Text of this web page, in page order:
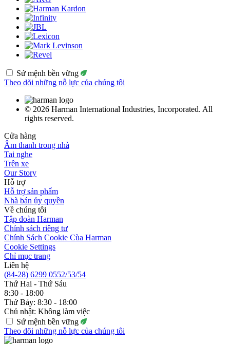
Sứ mệnh bền vững
Theo dõi những nỗ lực của chúng tôi
© 2026 Harman International Industries, Incorporated. All
rights reserved.
Cửa hàng
Âm thanh trong nhà
Tai nghe
Trên xe
Our Story
Hỗ trợ
Hỗ trợ sản phẩm
Nhà bán ủy quyền
Về chúng tôi
Tập đoàn Harman
Chính sách riêng tư
Chính Sách Cookie Cùa Harman
Cookie Settings
Chỉ mục trang
Liên hệ
(84-28) 6299 0552/53/54
Thứ Hai - Thứ Sáu
8:30 - 18:00
Thứ Bảy: 8:30 - 18:00
Chủ nhật: Không làm việc
Sứ mệnh bền vững
Theo dõi những nỗ lực của chúng tôi